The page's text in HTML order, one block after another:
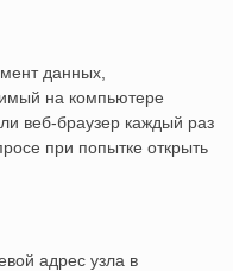
данных,
на компьютере
веб-браузер каждый раз
при попытке открыть
адрес узла в